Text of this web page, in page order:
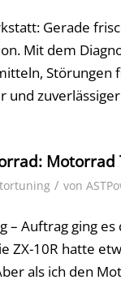
Gerade
Mit dem
Störungen
und
Motorrad
/ von
– Auftrag ging
ZX-10R hatte
als ich den